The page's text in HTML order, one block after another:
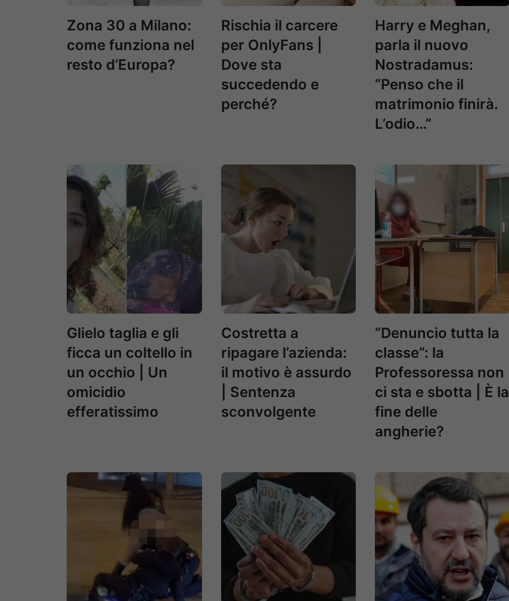
Zona 30 a Milano:
come funziona nel
resto d’Europa?
Rischia il carcere
per OnlyFans |
Dove sta
succedendo e
perché?
Harry e Meghan,
parla il nuovo
Nostradamus:
“Penso che il
matrimonio finirà.
L’odio…”
Glielo taglia e gli
ficca un coltello in
un occhio | Un
omicidio
efferatissimo
Costretta a
ripagare l’azienda:
il motivo è assurdo
| Sentenza
sconvolgente
“Denuncio tutta la
classe”: la
Professoressa non
ci sta e sbotta | È la
fine delle
angherie?